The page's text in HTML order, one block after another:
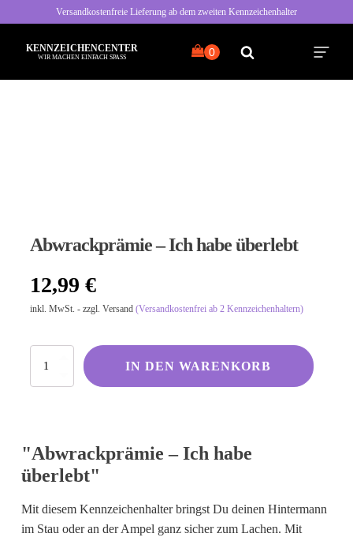
Versandkostenfreie Lieferung ab dem zweiten Kennzeichenhalter
KENNZEICHENCENTER
WIR MACHEN EINFACH SPASS
Freche Sprüche
Nette Sprüche
Kölsche Sprüche
Hessisch gebabbelt
Englisch
I Love...
Abwrackprämie – Ich habe überlebt
12,99 €
inkl. MwSt. - zzgl. Versand (Versandkostenfrei ab 2 Kennzeichenhaltern)
Abwrackprämie
Ich
IN DEN WARENKORB
"Abwrackprämie – Ich habe
überlebt"
Mit diesem Kennzeichenhalter bringst Du deinen Hintermann
im Stau oder an der Ampel ganz sicher zum Lachen. Mit